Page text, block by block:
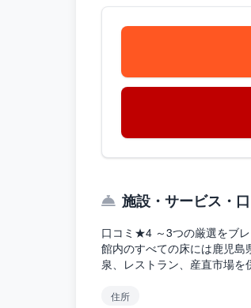
施設・サービス・
口コミ★4 ～3つの厳選をブ
館内のすべての床には鹿児
泉、レストラン、産直市場を
住所